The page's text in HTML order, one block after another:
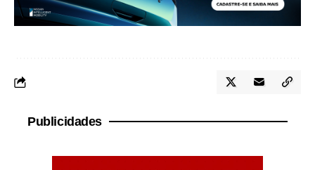
Publicidades